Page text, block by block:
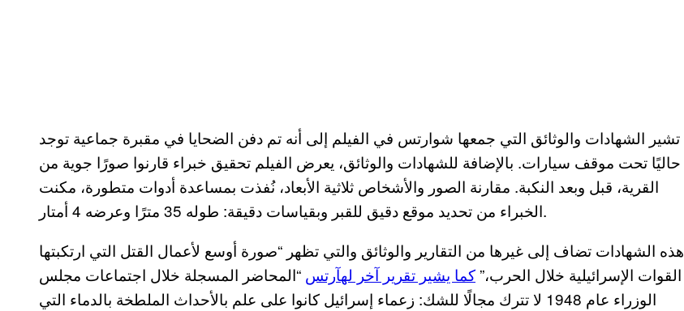
تشير الشهادات والوثائق التي جمعها شوارتس في الفيلم إلى أنه تم دفن الضحايا في مقبرة جماعية توجد
حاليًا تحت موقف سيارات. بالإضافة للشهادات والوثائق، يعرض الفيلم تحقيق خبراء قارنوا صورًا جوية من
القرية، قبل وبعد النكبة. مقارنة الصور والأشخاص ثلاثية الأبعاد، نُفذت بمساعدة أدوات متطورة، مكنت
الخبراء من تحديد موقع دقيق للقبر وبقياسات دقيقة: طوله 35 مترًا وعرضه 4 أمتار.
هذه الشهادات تضاف إلى غيرها من التقارير والوثائق والتي تظهر “صورة أوسع لأعمال القتل التي ارتكبتها
القوات الإسرائيلية خلال الحرب،” كما يشير تقرير آخر لهآرتس “المحاضر المسجلة خلال اجتماعات مجلس
الوزراء عام 1948 لا تترك مجالًا للشك: زعماء إسرائيل كانوا على علم بالأحداث الملطخة بالدماء التي